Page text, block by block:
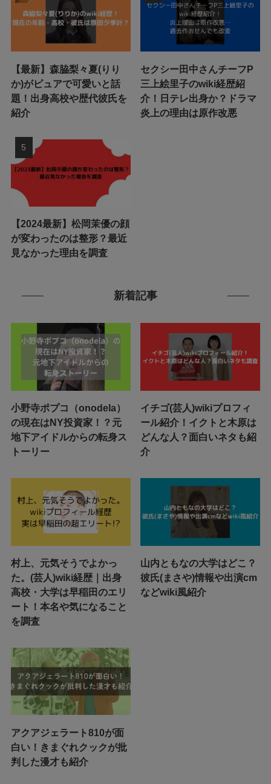
【最新】森脇梨々夏(りり
か)がピュアで可愛いと話
題！出身高校や歴代彼氏を
紹介
セクシー田中さんチーフP
三上絵里子のwiki経歴紹
介！日テレ出身か？ドラマ
炎上の理由は原作改悪
【2024最新】松岡茉優の顔
が変わったのは整形？最近
見なかった理由を調査
新着記事
小野寺ポプコ（onodela）
の現在はNY投資家！？元
地下アイドルからの転身ス
トーリー
イチゴ(芸人)wikiプロフィ
ール紹介！イクトと木原は
どんな人？面白いネタも紹
介
村上、元気そうでよかっ
た。(芸人)wiki経歴｜出身
高校・大学は早稲田のエリ
ート！本名や気になること
を調査
山内ともなの大学はどこ？
彼氏(まさや)情報や出演cm
などwiki風紹介
アクアジェラート810が面
白い！きまぐれクックが批
判した漫才も紹介